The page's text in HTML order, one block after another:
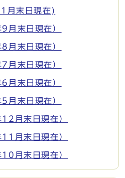
月末日現在)
月末日現在）
月末日現在）
月末日現在）
月末日現在）
月末日現在）
月末日現在）
月末日現在）
月末日現在）